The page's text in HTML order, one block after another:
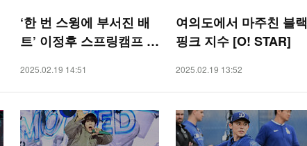
‘한 번 스윙에 부서진 배
트’ 이정후 스프링캠프 라
2025.02.19 14:51
여의도에서 마주친 블랙
핑크 지수 [O! STAR]
2025.02.19 13:52